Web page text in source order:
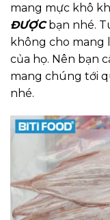
mang mực khô
ĐƯỢCbạn nhé.
không cho mang
của họ. Nên bạn
mang chúng tới
nhé.